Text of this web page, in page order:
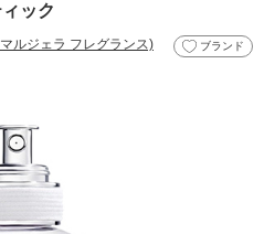
ック
ルジェラ フレグランス) ブランド